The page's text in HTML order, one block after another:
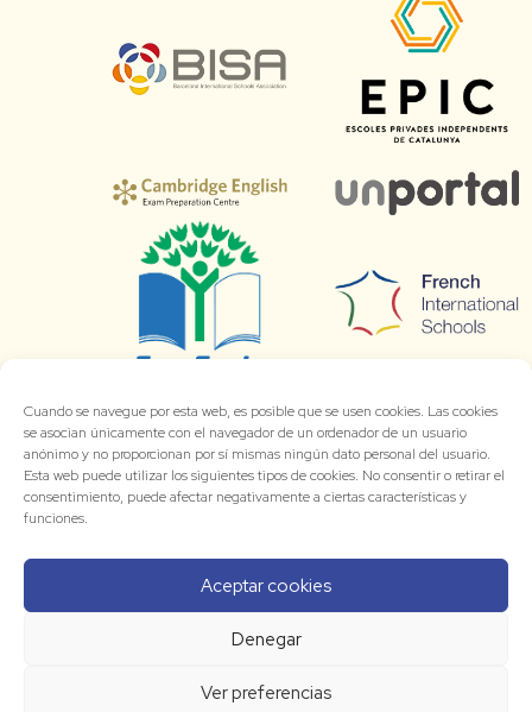
Cuando se navegue por esta web, es posible que se usen cookies. Las cookies
se asocian únicamente con el navegador de un ordenador de un usuario
anónimo y no proporcionan por sí mismas ningún dato personal del usuario.
Esta web puede utilizar los siguientes tipos de cookies. No consentir o retirar el
consentimiento, puede afectar negativamente a ciertas características y
funciones.
Aceptar cookies
Denegar
Ver preferencias